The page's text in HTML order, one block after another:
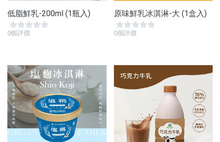
低脂鮮乳-200ml (1瓶入)
0個評價
原味鮮乳冰淇淋-大 (1盒入)
0個評價